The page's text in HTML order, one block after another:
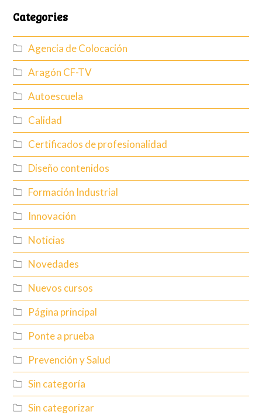
Categories
Agencia de Colocación
Aragón CF-TV
Autoescuela
Calidad
Certificados de profesionalidad
Diseño contenidos
Formación Industrial
Innovación
Noticias
Novedades
Nuevos cursos
Página principal
Ponte a prueba
Prevención y Salud
Sin categoría
Sin categorizar